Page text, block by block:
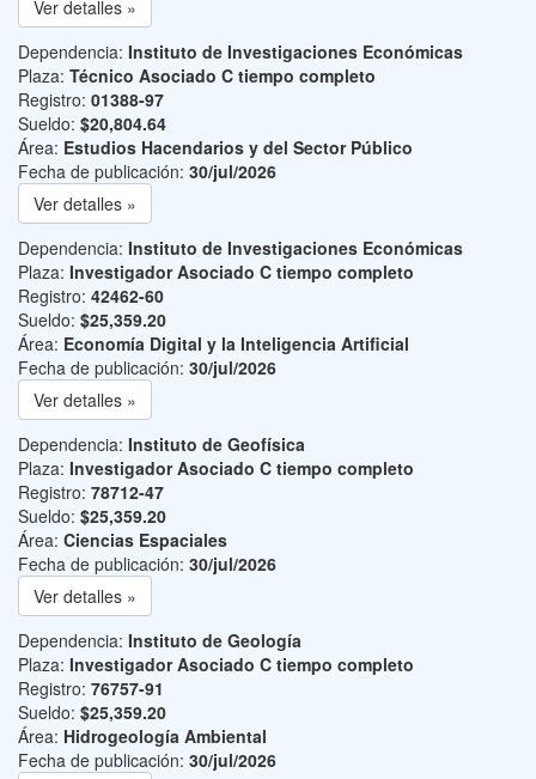
Ver detalles »
Dependencia: Instituto de Investigaciones Económicas
Plaza: Técnico Asociado C tiempo completo
Registro: 01388-97
Sueldo: $20,804.64
Área: Estudios Hacendarios y del Sector Público
Fecha de publicación: 30/jul/2026
Ver detalles »
Dependencia: Instituto de Investigaciones Económicas
Plaza: Investigador Asociado C tiempo completo
Registro: 42462-60
Sueldo: $25,359.20
Área: Economía Digital y la Inteligencia Artificial
Fecha de publicación: 30/jul/2026
Ver detalles »
Dependencia: Instituto de Geofísica
Plaza: Investigador Asociado C tiempo completo
Registro: 78712-47
Sueldo: $25,359.20
Área: Ciencias Espaciales
Fecha de publicación: 30/jul/2026
Ver detalles »
Dependencia: Instituto de Geología
Plaza: Investigador Asociado C tiempo completo
Registro: 76757-91
Sueldo: $25,359.20
Área: Hidrogeología Ambiental
Fecha de publicación: 30/jul/2026